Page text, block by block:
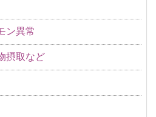
ン異常
摂取など